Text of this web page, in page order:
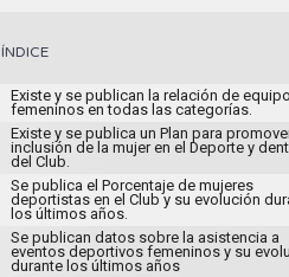
ÍNDICE
Existe y se publican la relación de
femeninos en todas las categorías.
Existe y se publica un Plan para
inclusión de la mujer en el Deporte y
del Club.
Se publica el Porcentaje de mujeres
deportistas en el Club y su evolución
los últimos años.
Se publican datos sobre la asistencia a
eventos deportivos femeninos y su
durante los últimos años